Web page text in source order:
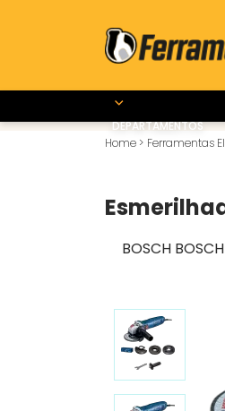
DEPARTAMENTOS
Home > Ferramentas
BOSCH BOSCH